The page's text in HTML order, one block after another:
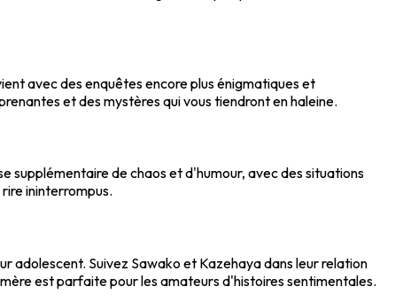
avec des enquêtes encore plus énigmatiques et
et des mystères qui vous tiendront en haleine.
supplémentaire de chaos et d'humour, avec des situations
ininterrompus.
adolescent. Suivez Sawako et Kazehaya dans leur relation
est parfaite pour les amateurs d'histoires sentimentales.